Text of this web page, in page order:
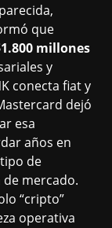
que
millones
y
conecta fiat y
dejó
esa
años en
de
mercado.
“cripto”
operativa